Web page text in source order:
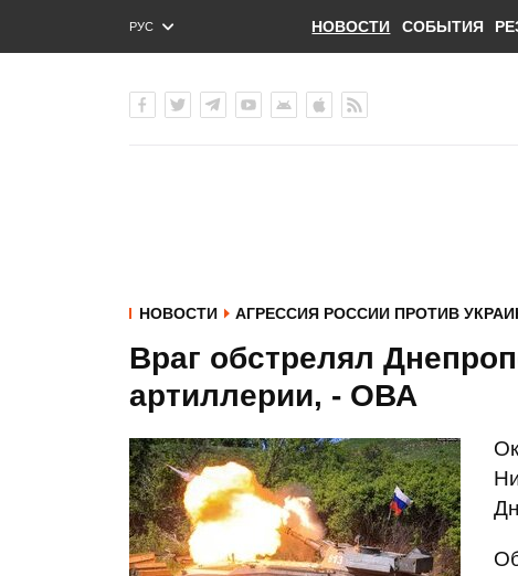
РУС
ENG
НОВОСТИ СОБЫТИЯ
НОВОСТИ АГРЕССИЯ РОССИИ ПРОТИВ
Враг обстрелял
артиллерии, - ОВА